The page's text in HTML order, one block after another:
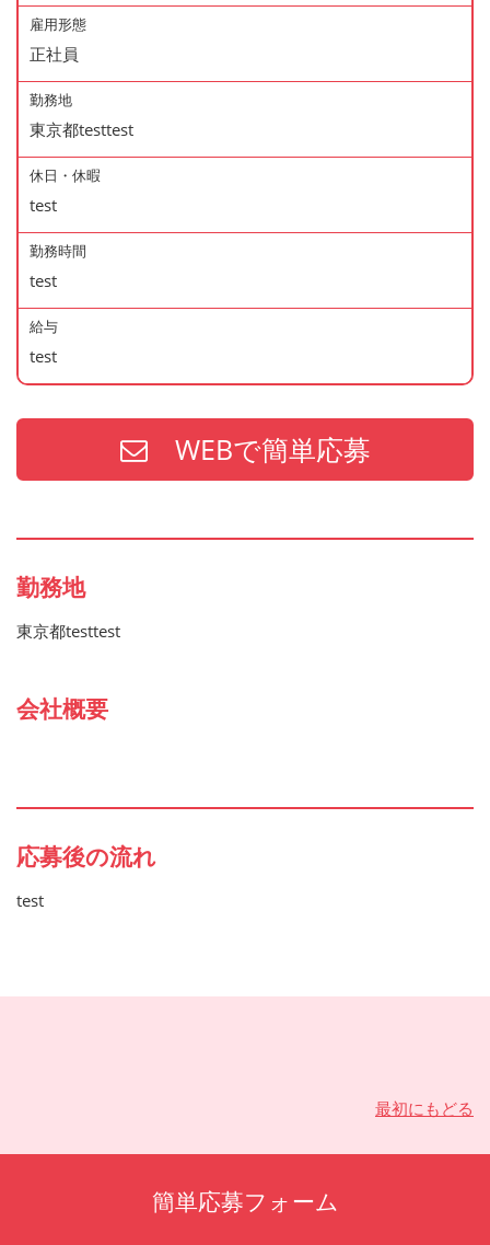
雇用形態
正社員
勤務地
東京都testtest
休日・休暇
test
勤務時間
test
給与
test
WEBで簡単応募
勤務地
東京都testtest
会社概要
応募後の流れ
test
最初にもどる
簡単応募フォーム